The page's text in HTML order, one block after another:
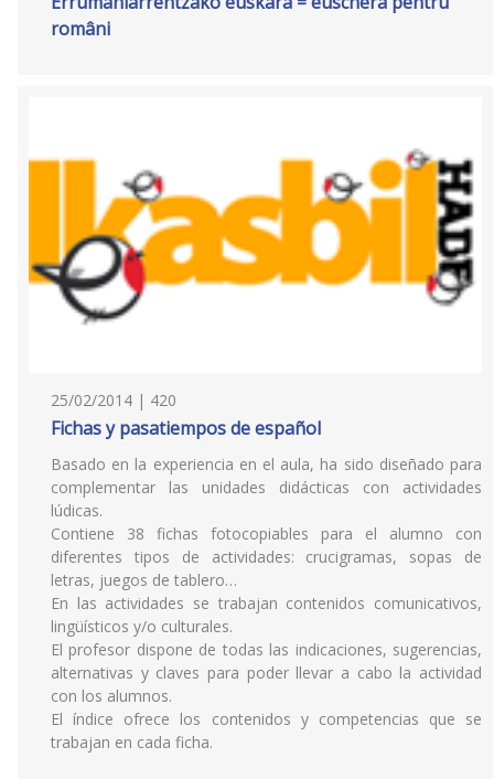
români
25/02/2014 | 420
Fichas y pasatiempos de español
Basado en la experiencia en el aula, ha sido diseñado para
complementar las unidades didácticas con actividades
lúdicas.
Contiene 38 fichas fotocopiables para el alumno con
diferentes tipos de actividades: crucigramas, sopas de
letras, juegos de tablero…
En las actividades se trabajan contenidos comunicativos,
lingüísticos y/o culturales.
El profesor dispone de todas las indicaciones, sugerencias,
alternativas y claves para poder llevar a cabo la actividad
con los alumnos.
El índice ofrece los contenidos y competencias que se
trabajan en cada ficha.